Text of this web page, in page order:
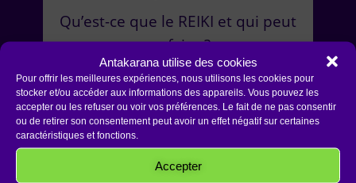
Antakarana utilise des cookies
Pour offrir les meilleures expériences, nous utilisons les cookies pour
stocker et/ou accéder aux informations des appareils. Vous pouvez les
accepter ou les refuser ou voir vos préférences. Le fait de ne pas consentir
ou de retirer son consentement peut avoir un effet négatif sur certaines
caractéristiques et fonctions.
Accepter
Qu’est-ce que le REIKI et qui peut
en faire ?
Quels sont les bienfaits du REIKI
? Peut-il changer notre vie ?
Pourquoi est-il important de
choisir le bon Maître REIKI pour